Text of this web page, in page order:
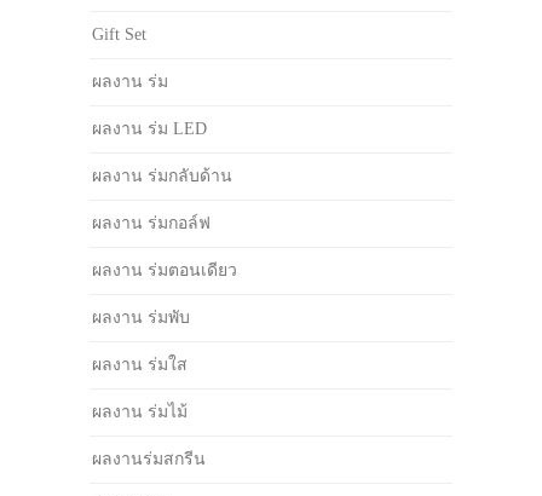
Gift Set
ผลงาน ร่ม
ผลงาน ร่ม LED
ผลงาน ร่มกลับด้าน
ผลงาน ร่มกอล์ฟ
ผลงาน ร่มตอนเดียว
ผลงาน ร่มพับ
ผลงาน ร่มใส
ผลงาน ร่มไม้
ผลงานร่มสกรีน